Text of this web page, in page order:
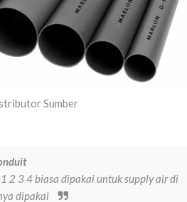
Sumber
2 3 4 biasa dipakai untuk supply air di
dipakai